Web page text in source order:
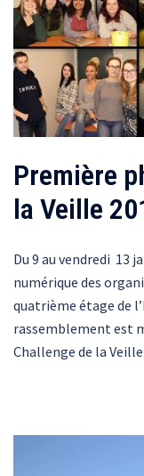
Première
la Veille
Du 9 au vendredi 13
numérique des
quatrième étage de
rassemblement est
Challenge de la